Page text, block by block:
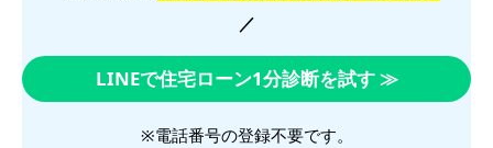
／
LINEで住宅ローン1分診断を試す ≫
※電話番号の登録不要です。